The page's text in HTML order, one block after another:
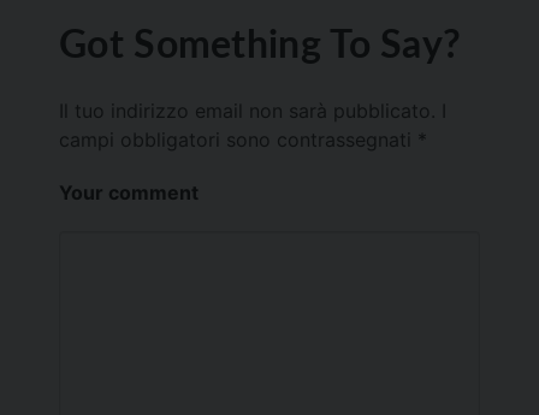
Got Something To Say?
Il tuo indirizzo email non sarà pubblicato.
campi obbligatori sono contrassegnati *
Your comment